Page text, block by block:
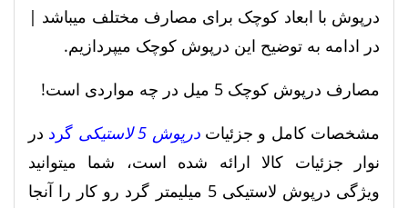
درپوش با ابعاد کوچک برای مصارف مختلف میباشد |
در ادامه به توضیح این درپوش کوچک میپردازیم.
مصارف درپوش کوچک 5 میل در چه مواردی است!
مشخصات کامل و جزئیاتدرپوش 5 لاستیکی گرد در
نوار جزئیات کالا ارائه شده است، شما میتوانید
ویژگی درپوش لاستیکی 5 میلیمتر گرد رو کار را آنجا